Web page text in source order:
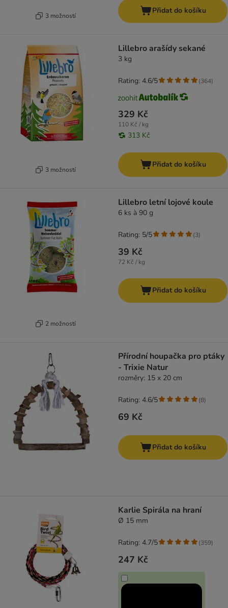
3 možností
Přidat do košíku
3 možností
Lillebro arašídy sekané
3 kg
329 Kč
110 Kč / kg
313 Kč
Rating: 4.6/5 (364)
Přidat do košíku
2 možností
Lillebro letní lojové koule
6 ks à 90 g
39 Kč
72 Kč / kg
Rating: 5/5 (3)
Přidat do košíku
Přírodní houpačka pro ptáky
- Trixie Natur
rozměry: 15 x 20 cm
69 Kč
Rating: 4.6/5 (8)
Přidat do košíku
Karlie Spirála na hraní
Ø 15 mm
247 Kč
Rating: 4.7/5 (359)